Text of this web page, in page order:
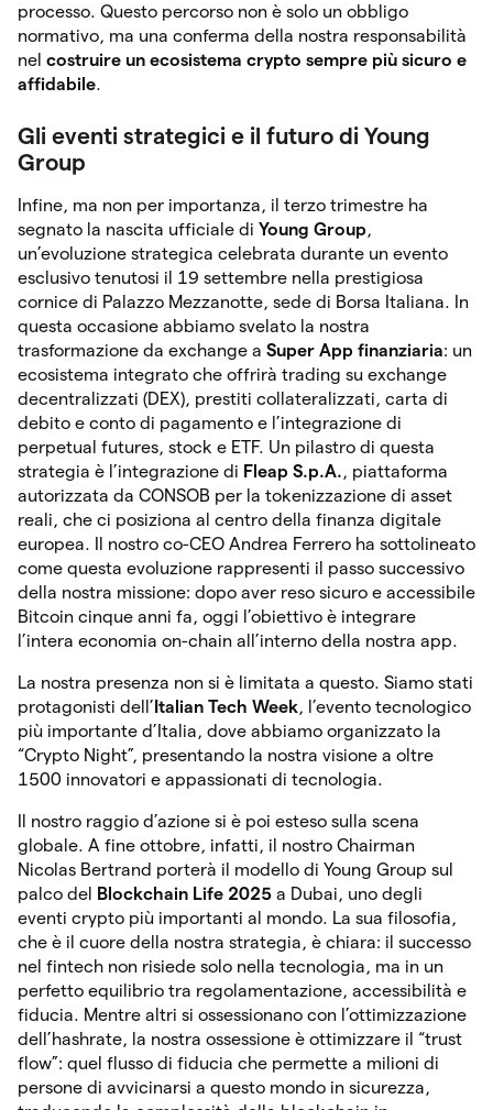
processo. Questo percorso non è solo un obbligo
normativo, ma una conferma della nostra responsabilità
nel costruire un ecosistema crypto sempre più sicuro e
affidabile.
Gli eventi strategici e il futuro di Young
Group
Infine, ma non per importanza, il terzo trimestre ha
segnato la nascita ufficiale di Young Group,
un’evoluzione strategica celebrata durante un evento
esclusivo tenutosi il 19 settembre nella prestigiosa
cornice di Palazzo Mezzanotte, sede di Borsa Italiana. In
questa occasione abbiamo svelato la nostra
trasformazione da exchange a Super App finanziaria: un
ecosistema integrato che offrirà trading su exchange
decentralizzati (DEX), prestiti collateralizzati, carta di
debito e conto di pagamento e l’integrazione di
perpetual futures, stock e ETF. Un pilastro di questa
strategia è l’integrazione di Fleap S.p.A., piattaforma
autorizzata da CONSOB per la tokenizzazione di asset
reali, che ci posiziona al centro della finanza digitale
europea. Il nostro co-CEO Andrea Ferrero ha sottolineato
come questa evoluzione rappresenti il passo successivo
della nostra missione: dopo aver reso sicuro e accessibile
Bitcoin cinque anni fa, oggi l’obiettivo è integrare
l’intera economia on-chain all’interno della nostra app.
La nostra presenza non si è limitata a questo. Siamo stati
protagonisti dell’ Italian Tech Week, l’evento tecnologico
più importante d’Italia, dove abbiamo organizzato la
“Crypto Night”, presentando la nostra visione a oltre
1500 innovatori e appassionati di tecnologia.
Il nostro raggio d’azione si è poi esteso sulla scena
globale. A fine ottobre, infatti, il nostro Chairman
Nicolas Bertrand porterà il modello di Young Group sul
palco del
Blockchain Life 2025 a Dubai, uno degli
eventi crypto più importanti al mondo. La sua filosofia,
che è il cuore della nostra strategia, è chiara: il successo
nel fintech non risiede solo nella tecnologia, ma in un
perfetto equilibrio tra regolamentazione, accessibilità e
fiducia. Mentre altri si ossessionano con l’ottimizzazione
dell’hashrate, la nostra ossessione è ottimizzare il “trust
flow”: quel flusso di fiducia che permette a milioni di
persone di avvicinarsi a questo mondo in sicurezza,